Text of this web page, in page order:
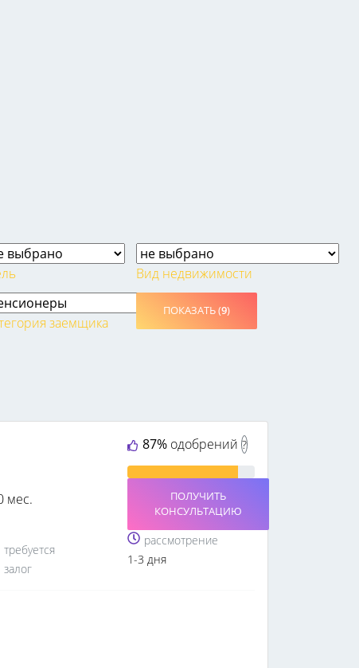
Вид недвижимости
заемщика
ПОКАЗАТЬ (9)
мес.
требуется
залог
87%одобрений ?
ПОЛУЧИТЬ
КОНСУЛЬТАЦИЮ
рассмотрение
1-3 дня